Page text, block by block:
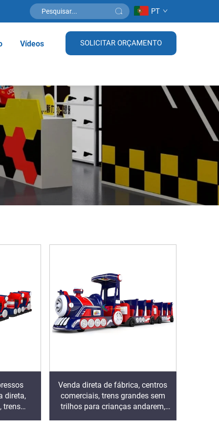
PT
Vídeos SOLICITAR ORÇAMENTO
direta,
trens
Venda direta de fábrica, centros
comerciais, trens grandes sem
trilhos para crianças andarem,